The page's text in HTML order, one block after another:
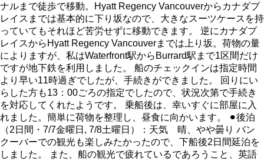
ナルまで徒歩で移動。Hyatt Regency Vancouverからカナダプ
レイスまでは基本的に下り坂なので、大きなスーツケースを持
っていてもそれほど苦労せずに移動できます。 逆にカナダプ
レイスからHyatt Regency Vancouverまでは上り坂。荷物の量
によりますが、私はWaterfront駅からBurrard駅まで1区間だけ
ですが地下鉄を利用しました。 船のチェックインは指定時間
より早い11時過ぎでしたが、手続きができました。 回りにい
らした方も13：00ごろの指定でしたので、状況次第で手続き
を対応してくれたようです。 乗船後は、幸いすぐに部屋に入
れました。簡単に荷物を整理し、昼食に向かいます。 ⚫︎後泊
（2日間・7/7金曜日, 7/8土曜日）：天気 晴、やや曇り バン
クーバーでの観光も楽しみたかったので、下船後2日間延泊を
しました。 また、船の観光で疲れているであろうこと、英語